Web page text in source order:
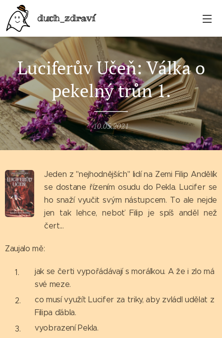
duch_zdraví
Luciferův Učeň: Válka o
pekelný trůn 1.
10.05.2021
Jeden z "nejhodnějších" lidí na Zemi Filip Andělík
se dostane řízením osudu do Pekla. Lucifer se
ho snaží vyučit svým nástupcem. To ale nejde
jen tak lehce, neboť Filip je spíš anděl než
čert...
Zaujalo mě:
jak se čerti vypořádávají s morálkou. A že i zlo má
své meze.
co musí využít Lucifer za triky, aby zvládl udělat z
Filipa ďábla.
vyobrazení Pekla.